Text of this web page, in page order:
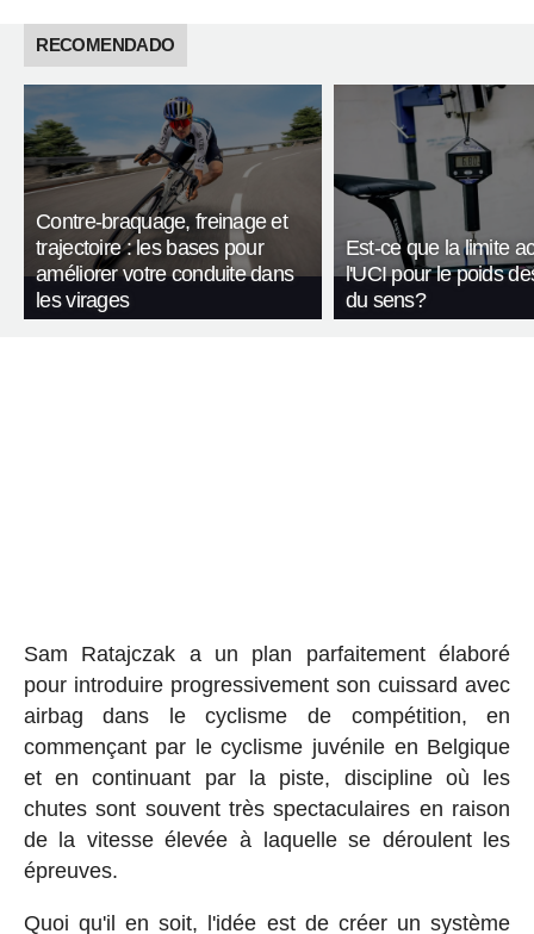
RECOMENDADO
Contre-braquage, freinage et
trajectoire : les bases pour
améliorer votre conduite dans
les virages
Est-ce que la limite
l'UCI pour le poids
du sens?
Sam Ratajczak a un plan parfaitement élaboré
pour introduire progressivement son cuissard avec
airbag dans le cyclisme de compétition, en
commençant par le cyclisme juvénile en Belgique
et en continuant par la piste, discipline où les
chutes sont souvent très spectaculaires en raison
de la vitesse élevée à laquelle se déroulent les
épreuves.
Quoi qu'il en soit, l'idée est de créer un système